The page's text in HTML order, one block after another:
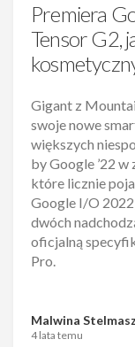
Premiera
Tensor G2,
Gigant z
swoje nowe
większych
by Google ’22
które licznie
Google I/O
dwóch
oficjalną
Pro.
Malwina
4 lata temu